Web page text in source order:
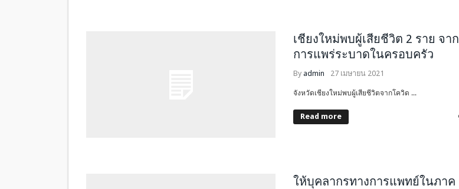
เชียงใหม่พบผู้เสียชีวิต 2 ราย จาก
การแพร่ระบาดในครอบครัว
By admin 27 เมษายน 2021
จังหวัดเชียงใหม่พบผู้เสียชีวิตจากโควิด ...
Read more
ให้บุคลากรทางการแพทย์ในภาค